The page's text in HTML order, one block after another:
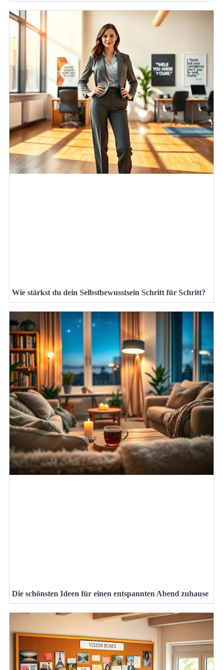
Wie stärkst du dein Selbstbewusstsein Schritt für Schritt?
Die schönsten Ideen für einen entspannten Abend zuhause